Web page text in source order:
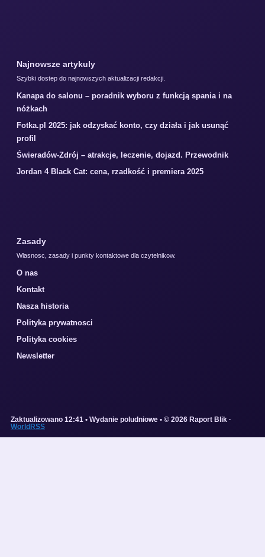
Najnowsze artykuly
Szybki dostep do najnowszych aktualizacji redakcji.
Kanapa do salonu – poradnik wyboru z funkcją spania i na
nóżkach
Fotka.pl 2025: jak odzyskać konto, czy działa i jak usunąć
profil
Świeradów-Zdrój – atrakcje, leczenie, dojazd. Przewodnik
Jordan 4 Black Cat: cena, rzadkość i premiera 2025
Zasady
Wlasnosc, zasady i punkty kontaktowe dla czytelnikow.
O nas
Kontakt
Nasza historia
Polityka prywatnosci
Polityka cookies
Newsletter
Zaktualizowano 12:41 • Wydanie poludniowe • © 2026 Raport Blik ·
WorldRSS